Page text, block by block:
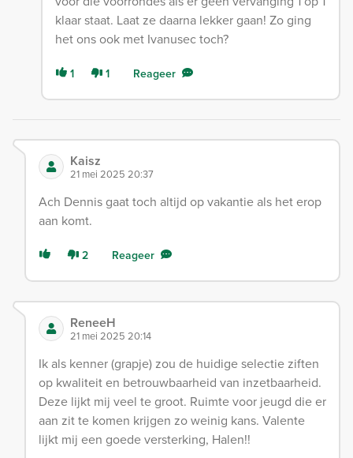
klaar staat. Laat ze daarna lekker gaan! Zo ging
het ons ook met Ivanusec toch?
1 1 Reageer
Kaisz
21 mei 2025 20:37
Ach Dennis gaat toch altijd op vakantie als het erop
aan komt.
2 Reageer
ReneeH
21 mei 2025 20:14
Ik als kenner (grapje) zou de huidige selectie ziften
op kwaliteit en betrouwbaarheid van inzetbaarheid.
Deze lijkt mij veel te groot. Ruimte voor jeugd die er
aan zit te komen krijgen zo weinig kans. Valente
lijkt mij een goede versterking, Halen!!